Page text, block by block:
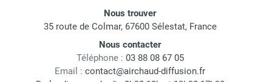
Nous trouver
35 route de Colmar, 67600 Sélestat, France
Nous contacter
Téléphone : 03 88 08 67 05
Email : contact@airchaud-diffusion.fr